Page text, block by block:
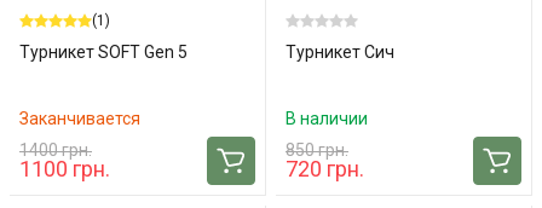
(1)
Турникет SOFT Gen 5
Заканчивается
1400 грн.
1100 грн.
Турникет Сич
В наличии
850 грн.
720 грн.